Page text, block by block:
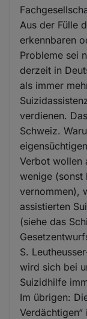
Aus der Fülle
erkennbaren
Probleme sei
derzeit in
als immer
verdienen.
Schweiz.
Verbot wollen
wenige (sonst
vernommen),
assistierten
(siehe das
S.
wird sich bei
Suizidhilfe
Im übrigen: